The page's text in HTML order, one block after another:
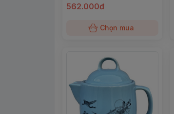
562.000đ
Chọn mua